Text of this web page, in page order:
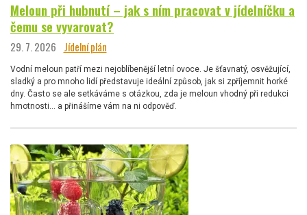
Meloun při hubnutí – jak s ním pracovat v jídelníčku a
čemu se vyvarovat?
29. 7. 2026 Jídelní plán
Vodní meloun patří mezi nejoblíbenější letní ovoce. Je šťavnatý, osvěžující,
sladký a pro mnoho lidí představuje ideální způsob, jak si zpříjemnit horké
dny. Často se ale setkáváme s otázkou, zda je meloun vhodný při redukci
hmotnosti… a přinášíme vám na ni odpověď.